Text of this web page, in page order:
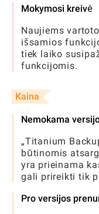
Mokymosi kreivė
Naujiems
išsamios
tiek laiko
funkcijomis.
Kaina
Nemokama
„Titanium
būtinomis
yra prieinama
gali prireikti tik
Pro versijos